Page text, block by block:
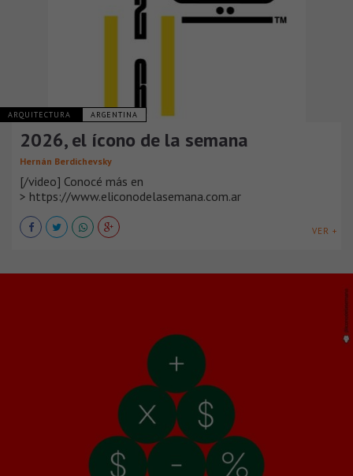
ARQUITECTURA ARGENTINA
2026, el ícono de la semana
Hernán Berdichevsky
[/video] Conocé más en
> https://www.eliconodelasemana.com.ar
VER +